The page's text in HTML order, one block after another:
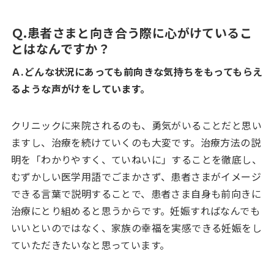
Ｑ.患者さまと向き合う際に心がけているこ
とはなんですか？
Ａ.どんな状況にあっても前向きな気持ちをもってもらえ
るような声がけをしています。
クリニックに来院されるのも、勇気がいることだと思い
ますし、治療を続けていくのも大変です。治療方法の説
明を「わかりやすく、ていねいに」することを徹底し、
むずかしい医学用語でごまかさず、患者さまがイメージ
できる言葉で説明することで、患者さま自身も前向きに
治療にとり組めると思うからです。妊娠すればなんでも
いいといのではなく、家族の幸福を実感できる妊娠をし
ていただきたいなと思っています。